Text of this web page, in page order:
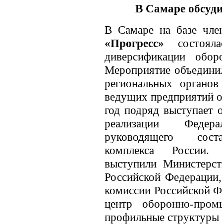
В Самаре
В Самаре на базе
«Прогресс»
диверсификации
Мероприятие
региональных
ведущих предприятий
год подряд
реализации
руководящего
комплекса России.
выступили
Российской
комиссии Российской
центр оборонно-
профильные структуры